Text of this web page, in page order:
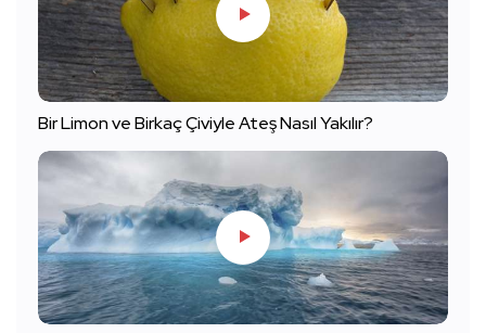
Bir Limon ve Birkaç Çiviyle Ateş Nasıl Yakılır?